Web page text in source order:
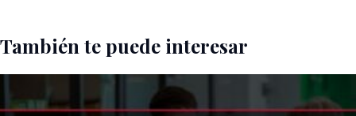
También te puede interesar